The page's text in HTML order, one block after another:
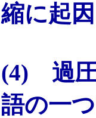
縮に起
(4) 過圧
語の一